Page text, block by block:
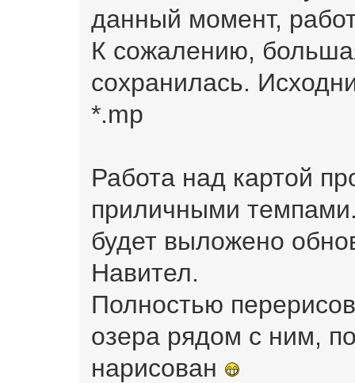
данный момент,
К сожалению,
сохранилась.
*.mp
Работа над картой
приличными
будет выложено
Навител.
Полностью
озера рядом с ним,
нарисован